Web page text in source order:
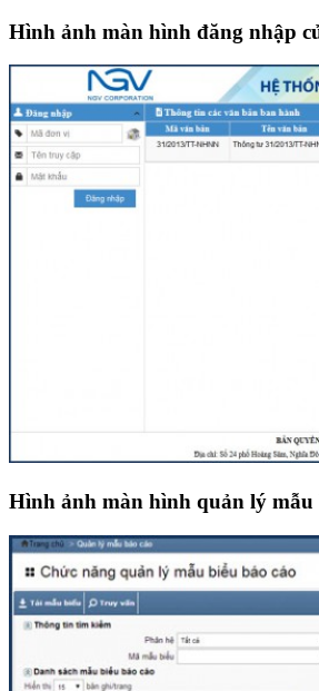
Hình ảnh màn hình đăng nhập
Hình ảnh màn hình quản lý mẫu